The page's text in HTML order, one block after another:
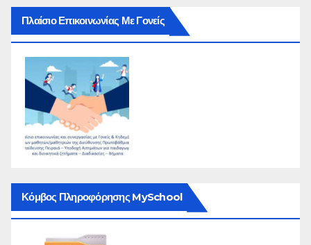
Πλαίσιο Επικοινωνίας Με Γονείς
Κόμβος Πληροφόρησης MySchool